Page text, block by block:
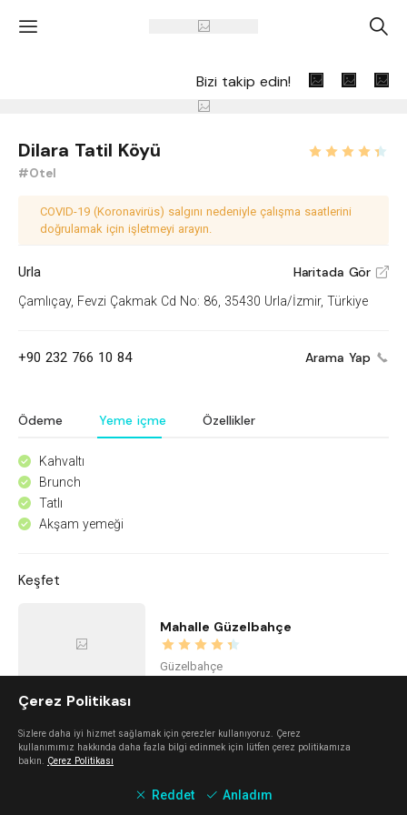
' A
Bizi takip edin!
Dilara Tatil Köyü
#Otel
COVID-19 (Koronavirüs) salgını nedeniyle çalışma saatlerini
doğrulamak için işletmeyi arayın.
Urla Haritada Gör V
Çamlıçay, Fevzi Çakmak Cd No: 86, 35430 Urla/İzmir, Türkiye
+90 232 766 10 84 Arama Yap
Ödeme Yeme içme Özellikler
^ Kahvaltı
^ Brunch
^ Tatlı
^ Akşam yemeği
Keşfet
Mahalle Güzelbahçe
Güzelbahçe
Çerez Politikası
Sizlere daha iyi hizmet sağlamak için çerezler kullanıyoruz. Çerez
kullanımımız hakkında daha fazla bilgi edinmek için lütfen çerez politikamıza
bakın. Çerez Politikası
Reddet Anladım